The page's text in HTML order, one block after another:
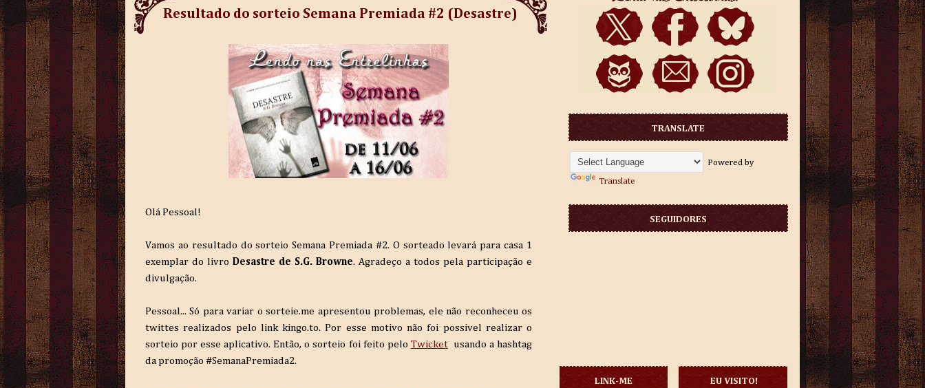
Resultado do sorteio Semana Premiada #2 (Desastre)
Olá Pessoal!
Vamos ao resultado do sorteio Semana Premiada #2. O sorteado levará para casa 1
exemplar do livro Desastre de S.G. Browne. Agradeço a todos pela participação e
divulgação.
Pessoal... Só para variar o sorteie.me apresentou problemas, ele não reconheceu os
twittes realizados pelo link kingo.to. Por esse motivo não foi possivel realizar o
sorteio por esse aplicativo. Então, o sorteio foi feito pelo Twicketusando a hashtag
da promoção #SemanaPremiada2.
TRANSLATE
Powered by
Translate
SEGUIDORES
LINK-ME EU VISITO!